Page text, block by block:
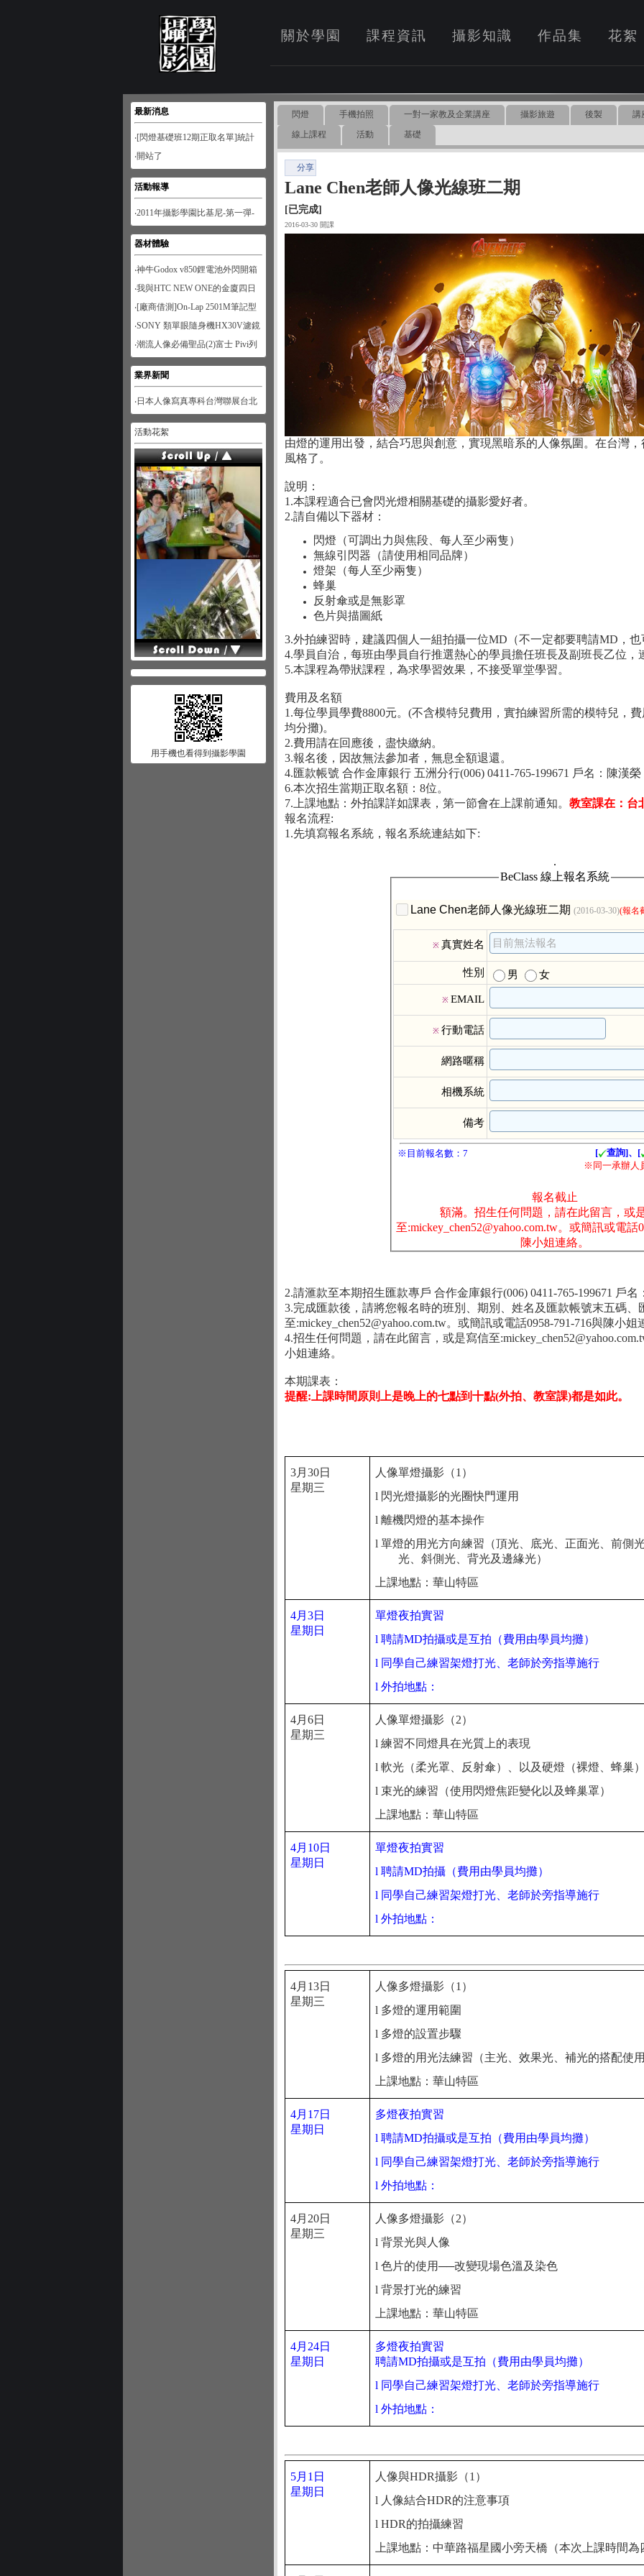
關於學園 課程資訊 攝影知識 作品集 花絮
最新消息
‧[閃燈基礎班12期正取名單]統計
至1月28日
‧開站了
活動報導
‧2011年攝影學園比基尼-第一彈-
南寮風情
器材體驗
‧神牛Godox v850鋰電池外閃開箱
‧我與HTC NEW ONE的金廈四日
遊
‧[廠商借測]On-Lap 2501M筆記型
螢幕開箱試用
‧SONY 類單眼隨身機HX30V濾鏡
功能體驗-人像篇
‧潮流人像必備聖品(2)富士 Pivi列
印機
業界新聞
‧日本人像寫真專科台灣聯展台北
展
活動花絮
用手機也看得到攝影學園
閃燈 手機拍照 一對一家教及企業講座 攝影旅遊 後製
講
線上課程
活動 基礎
分享
Lane Chen老師人像光線班二期
[已完成]
2016-03-30 開課
由燈的運用出發，結合巧思與創意，實現黑暗系的人像氛圍。在台灣
風格了。
說明：
1.本課程適合已會閃光燈相關基礎的攝影愛好者。
2.請自備以下器材：
閃燈（可調出力與焦段、每人至少兩隻）
無線引閃器（請使用相同品牌）
燈架（每人至少兩隻）
蜂巢
反射傘或是無影罩
色片與描圖紙
3.外拍練習時，建議四個人一組拍攝一位MD（不一定都要聘請MD，
4.學員自治，每班由學員自行推選熱心的學員擔任班長及副班長乙位，
5.本課程為帶狀課程，為求學習效果，不接受單堂學習。
費用及名額
1.每位學員學費8800元。(不含模特兒費用，實拍練習所需的模特兒，
均分攤)。
2.費用請在回應後，盡快繳納。
3.報名後，因故無法參加者，無息全額退還。
4.匯款帳號 合作金庫銀行 五洲分行(006) 0411-765-199671 戶名：陳漢榮
6.本次招生當期正取名額：8位。
7.上課地點：外拍課詳如課表，第一節會在上課前通知。 教室課在：台
報名流程:
1.先填寫報名系統，報名系統連結如下:
2.請滙款至本期招生匯款專戶 合作金庫銀行(006) 0411-765-199671 戶名
3.完成匯款後，請將您報名時的班別、期別、姓名及匯款帳號末五碼、
至:mickey_chen52@yahoo.com.tw。或簡訊或電話0958-791-716與陳小姐
4.招生任何問題，請在此留言，或是寫信至
小姐連絡。
本期課表：
提醒:上課時間原則上是晚上的七點到十點(外拍、教室課)都是如此。
3月30日
星期三
人像單燈攝影（1）
l 閃光燈攝影的光圈快門運用
l 離機閃燈的基本操作
l 單燈的用光方向練習（頂光、底光、正面光、前側
光、斜側光、背光及邊緣光）
上課地點：華山特區
4月3日
星期日
單燈夜拍實習
l 聘請MD拍攝或是互拍（費用由學員均攤）
l 同學自己練習架燈打光、老師於旁指導施行
l 外拍地點：
4月6日
星期三
人像單燈攝影（2）
l 練習不同燈具在光質上的表現
l 軟光（柔光罩、反射傘）、以及硬燈（裸燈、蜂巢
l 束光的練習（使用閃燈焦距變化以及蜂巢罩）
上課地點：華山特區
4月10日
星期日
單燈夜拍實習
l 聘請MD拍攝（費用由學員均攤）
l 同學自己練習架燈打光、老師於旁指導施行
l 外拍地點：
4月13日
星期三
人像多燈攝影（1）
l 多燈的運用範圍
l 多燈的設置步驟
l 多燈的用光法練習（主光、效果光、補光的搭配使
上課地點：華山特區
4月17日
星期日
多燈夜拍實習
l 聘請MD拍攝或是互拍（費用由學員均攤）
l 同學自己練習架燈打光、老師於旁指導施行
l 外拍地點：
4月20日
星期三
人像多燈攝影（2）
l 背景光與人像
l 色片的使用──改變現場色溫及染色
l 背景打光的練習
上課地點：華山特區
4月24日
星期日
多燈夜拍實習
聘請MD拍攝或是互拍（費用由學員均攤）
l 同學自己練習架燈打光、老師於旁指導施行
l 外拍地點：
5月1日
星期日
人像與HDR攝影（1）
l 人像結合HDR的注意事項
l HDR的拍攝練習
上課地點：中華路福星國小旁天橋（本次上課時間為